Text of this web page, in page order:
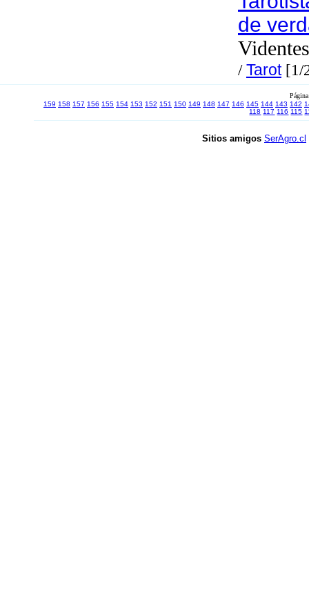
de
/Tarot[1/
159 158 157 156 155 154 153 152 151 150 149 148 147 146 145 144 143 142
118 117 116 115
Sitios amigos SerAgro.cl